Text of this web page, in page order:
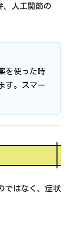
、人工関節の
を使った時
す。スマー
ではなく、症状